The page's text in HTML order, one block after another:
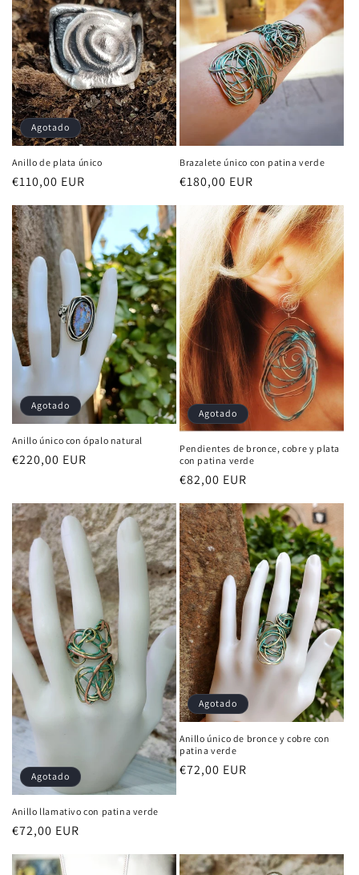
Agotado
Anillo de plata único
Precio
€110,00 EUR
Brazalete único con patina verde
Precio
€180,00 EUR
Agotado
Anillo único con ópalo natural
Precio
€220,00 EUR
Agotado
Pendientes de bronce, cobre y plata
con patina verde
Precio
€82,00 EUR
Agotado
Anillo llamativo con patina verde
Precio
habitual
€72,00 EUR
Agotado
Anillo único de bronce y cobre con
patina verde
Precio
€72,00 EUR